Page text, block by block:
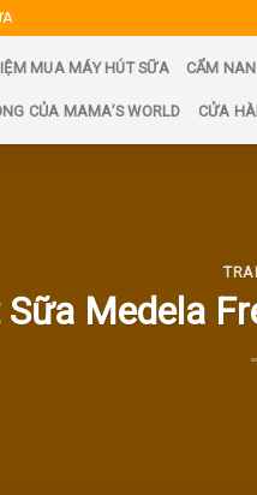
MUA MÁY HÚT SỮA CẨM
CỦA MAMA’S WORLD CỬA
Medela